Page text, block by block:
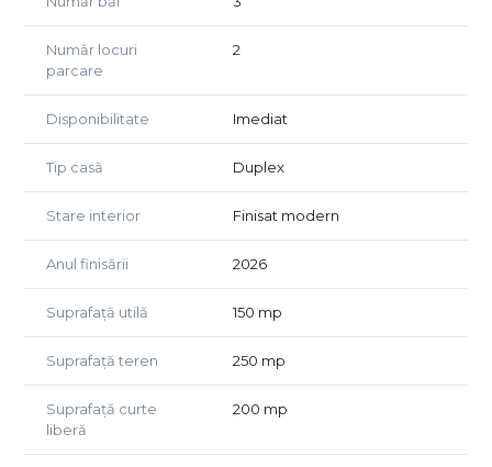
Situata aproape de statia de metrou Berceni, cu acces
rapid la supermarketuri si toate facilitatile zonei.
Număr locuri
parcare
2
Disponibilitate Imediat
Tip casă Duplex
Stare interior Finisat modern
Anul finisării 2026
Suprafață utilă 150 mp
Suprafață teren 250 mp
Suprafață curte
liberă
200 mp